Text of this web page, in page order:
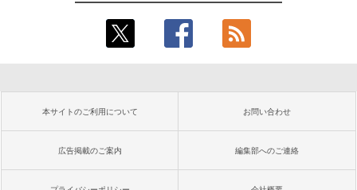
本サイトのご利用について お問い合わせ
広告掲載のご案内 編集部へのご連絡